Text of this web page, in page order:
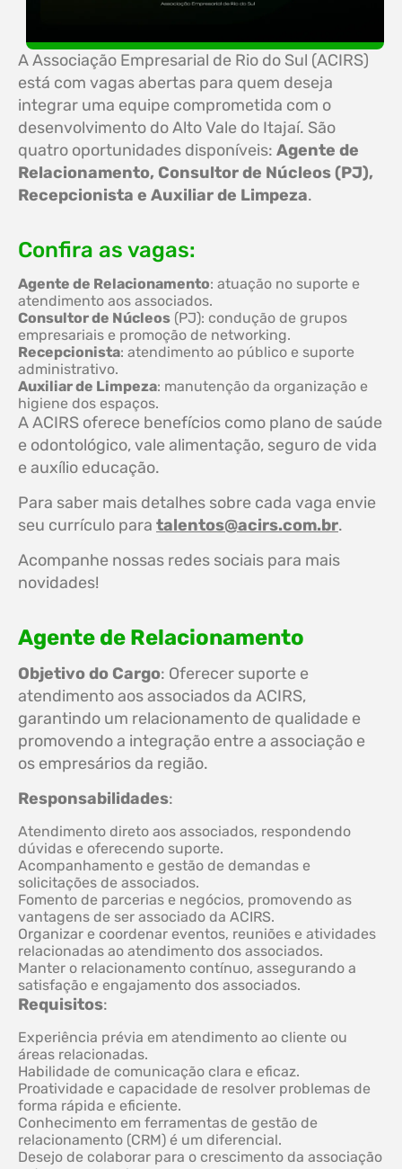
A Associação Empresarial de Rio do Sul (ACIRS)
está com vagas abertas para quem deseja
integrar uma equipe comprometida com o
desenvolvimento do Alto Vale do Itajaí. São
quatro oportunidades disponíveis: Agente de
Relacionamento, Consultor de Núcleos (PJ),
Recepcionista e Auxiliar de Limpeza.
Confira as vagas:
Agente de Relacionamento: atuação no suporte e
atendimento aos associados.
Consultor de Núcleos (PJ): condução de grupos
empresariais e promoção de networking.
Recepcionista: atendimento ao público e suporte
administrativo.
Auxiliar de Limpeza: manutenção da organização e
higiene dos espaços.
A ACIRS oferece benefícios como plano de saúde
e odontológico, vale alimentação, seguro de vida
e auxílio educação.
Para saber mais detalhes sobre cada vaga envie
seu currículo para talentos@acirs.com.br.
Acompanhe nossas redes sociais para mais
novidades!
Agente de Relacionamento
Objetivo do Cargo: Oferecer suporte e
atendimento aos associados da ACIRS,
garantindo um relacionamento de qualidade e
promovendo a integração entre a associação e
os empresários da região.
Responsabilidades:
Atendimento direto aos associados, respondendo
dúvidas e oferecendo suporte.
Acompanhamento e gestão de demandas e
solicitações de associados.
Fomento de parcerias e negócios, promovendo as
vantagens de ser associado da ACIRS.
Organizar e coordenar eventos, reuniões e atividades
relacionadas ao atendimento dos associados.
Manter o relacionamento contínuo, assegurando a
satisfação e engajamento dos associados.
Requisitos:
Experiência prévia em atendimento ao cliente ou
áreas relacionadas.
Habilidade de comunicação clara e eficaz.
Proatividade e capacidade de resolver problemas de
forma rápida e eficiente.
Conhecimento em ferramentas de gestão de
relacionamento (CRM) é um diferencial.
Desejo de colaborar para o crescimento da associação